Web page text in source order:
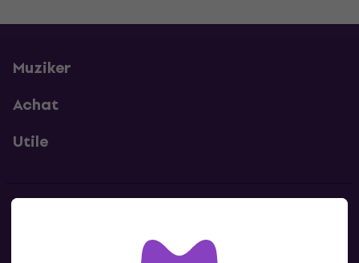
Muziker
Achat
Utile
Contacte nous